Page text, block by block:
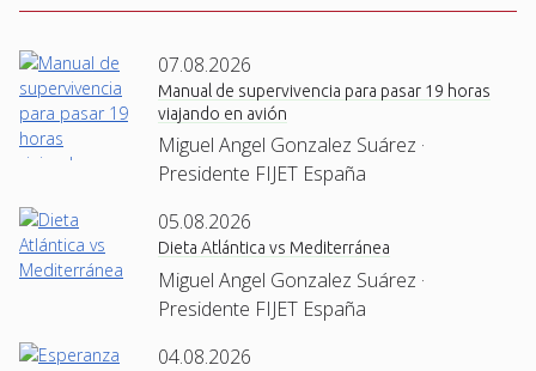
07.08.2026
Manual de supervivencia para pasar 19 horas
viajando en avión
Miguel Angel Gonzalez Suárez ·
Presidente FIJET España
05.08.2026
Dieta Atlántica vs Mediterránea
Miguel Angel Gonzalez Suárez ·
Presidente FIJET España
04.08.2026